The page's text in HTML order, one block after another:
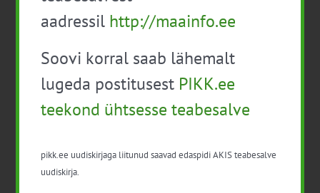
taimekaitsetöödel
Arhiiv
aadressil http://maainfo.ee
Soovi korral saab lähemalt
lugeda postitusest PIKK.ee
teekond ühtsesse teabesalve
pikk.ee uudiskirjaga liitunud saavad edaspidi AKIS teabesalve
uudiskirja.